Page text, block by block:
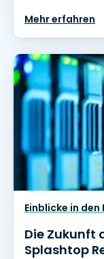
Mehr erfahren
Einblicke in
Die Zukunft
Splashtop